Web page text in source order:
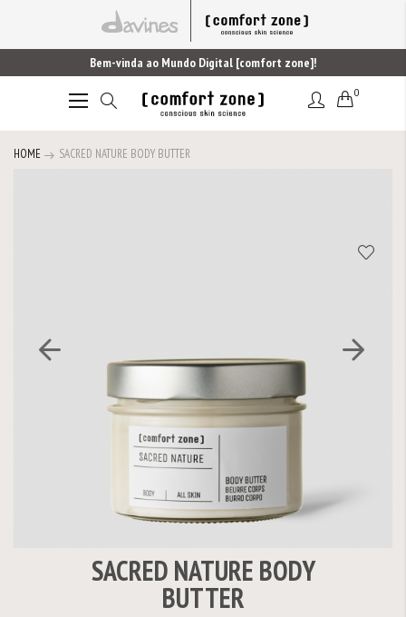
Bem-vinda ao Mundo Digital [comfort zone]!
Alternar
0
HOME SACRED NATURE BODY BUTTER
SACRED NATURE BODY
BUTTER